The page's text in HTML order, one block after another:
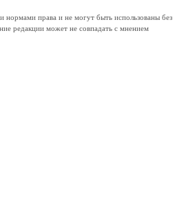
нормами права и не могут быть использованы без
редакции может не совпадать с мнением